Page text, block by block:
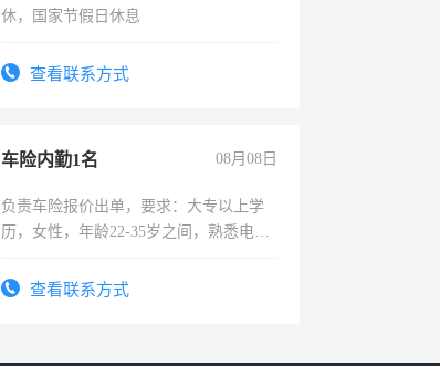
休，国家节假日休息
查看联系方式
车险内勤1名 08月08日
负责车险报价出单，要求：大专以上学
历，女性，年龄22-35岁之间，熟悉电脑
试用期1-3个月，转正后交纳五险，
查看联系方式